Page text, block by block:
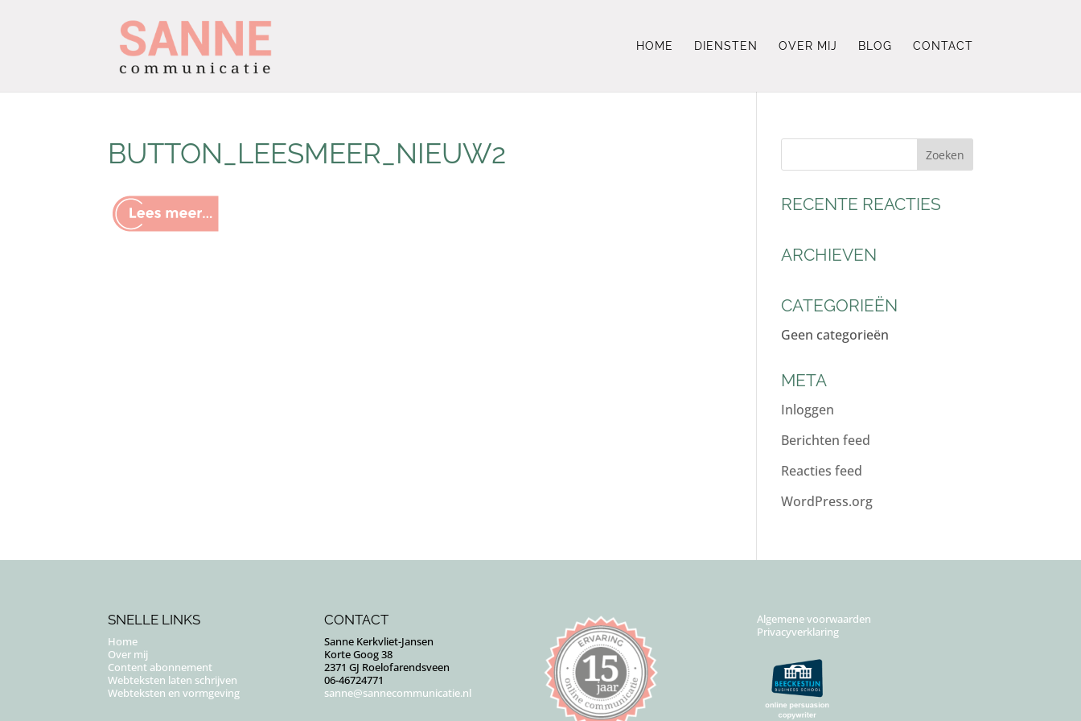
HOME DIENSTEN OVER MIJ BLOG CONTACT
BUTTON_LEESMEER_NIEUW2
RECENTE REACTIES
ARCHIEVEN
CATEGORIEËN
Geen categorieën
META
Inloggen
Berichten feed
Reacties feed
WordPress.org
SNELLE LINKS
Home
Over mij
Content abonnement
Webteksten laten schrijven
Webteksten en vormgeving
CONTACT
Sanne Kerkvliet-Jansen
Korte Goog 38
2371 GJ Roelofarendsveen
06-46724771
sanne@sannecommunicatie.nl
Algemene voorwaarden
Privacyverklaring